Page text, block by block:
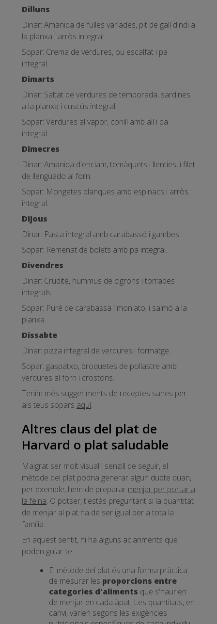
Dilluns
Dinar: Amanida de fulles variades, pit de gall dindi a
la planxa i arròs integral.
Sopar: Crema de verdures, ou escalfat i pa
integral.
Dimarts
Dinar: Saltat de verdures de temporada, sardines
a la planxa i cuscús integral.
Sopar: Verdures al vapor, conill amb all i pa
integral.
Dimecres
Dinar: Amanida d'enciam, tomàquets i llenties, i filet
de llenguado al forn.
Sopar: Mongetes blanques amb espinacs i arròs
integral.
Dijous
Dinar: Pasta integral amb carabassó i gambes.
Sopar: Remenat de bolets amb pa integral.
Divendres
Dinar: Crudité, hummus de cigrons i torrades
integrals.
Sopar: Puré de carabassa i moniato, i salmó a la
planxa.
Dissabte
Dinar: pizza integral de verdures i formatge.
Sopar: gaspatxo, broquetes de pollastre amb
verdures al forn i crostons.
Tenim més suggeriments de receptes sanes per
als teus sopars aquí.
Altres claus del plat de
Harvard o plat saludable
Malgrat ser molt visual i senzill de seguir, el
mètode del plat podria generar algun dubte quan,
per exemple, hem de preparar menjar per portar a
la feina. O potser, t'estàs preguntant si la quantitat
de menjar al plat ha de ser igual per a tota la
família.
En aquest sentit, hi ha alguns aclariments que
poden guiar-te:
El mètode del plat és una forma pràctica
de mesurar les proporcions entre
categories d'aliments que s'haurien
de menjar en cada àpat. Les quantitats, en
canvi, varien segons les exigències